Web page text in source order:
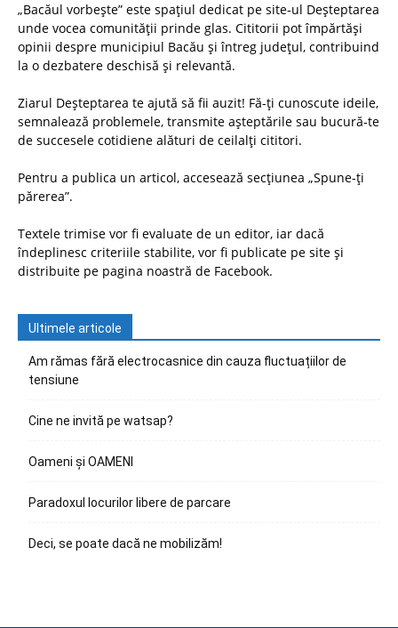
„Bacăul vorbește” este spațiul dedicat pe site-ul Deșteptarea
unde vocea comunității prinde glas. Cititorii pot împărtăși
opinii despre municipiul Bacău și întreg județul, contribuind
la o dezbatere deschisă și relevantă.
Ziarul Deșteptarea te ajută să fii auzit! Fă-ți cunoscute ideile,
semnalează problemele, transmite așteptările sau bucură-te
de succesele cotidiene alături de ceilalți cititori.
Pentru a publica un articol, accesează secțiunea „Spune-ți
părerea”.
Textele trimise vor fi evaluate de un editor, iar dacă
îndeplinesc criteriile stabilite, vor fi publicate pe site și
distribuite pe pagina noastră de Facebook.
Ultimele articole
Am rămas fără electrocasnice din cauza fluctuațiilor de
tensiune
Cine ne invită pe watsap?
Oameni și OAMENI
Paradoxul locurilor libere de parcare
Deci, se poate dacă ne mobilizăm!